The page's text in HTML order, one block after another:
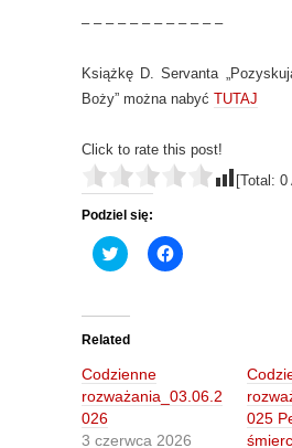
– – – – – – – – – – – –
Książkę D. Servanta
Boży” można nabyć TUTAJ
Click to rate this post!
[Total: 0
Podziel się:
C
l
t
o
s
h
a
r
e
n
C
l
r
e
n
Related
Codzienne
rozważania_03.06.2
026
3 czerwca 2026
025